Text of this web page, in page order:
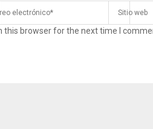
this browser for the next time I